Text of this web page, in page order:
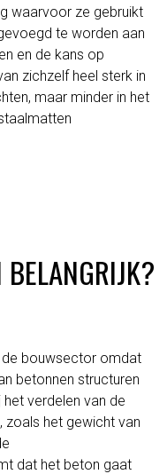
waarvoor ze gebruikt
te worden aan
en de kans op
zichzelf heel sterk in
maar minder in het
de bouwsector omdat
betonnen structuren
verdelen van de
zoals het gewicht van
dat het beton gaat